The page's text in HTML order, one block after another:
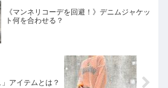
《マンネリコーデを回避！》デニムジャケッ
ト何を合わせる？
アイテムとは？